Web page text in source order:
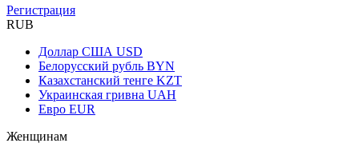
Регистрация
RUB
Доллар США USD
Белорусский рубль BYN
Казахстанский тенге KZT
Украинская гривна UAH
Евро EUR
Женщинам